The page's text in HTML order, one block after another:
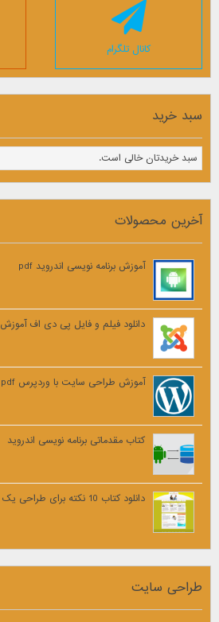
کانال تلگرام
سبد خرید
سبد خریدتان خالی است.
آخرین محصولات
آموزش برنامه نویسی اندروید pdf
دانلود فیلم و فایل پی دی اف آموزش
آموزش طراحی سایت با وردپرس pdf
کتاب مقدماتی برنامه نویسی اندروید
دانلود کتاب 10 نکته برای طراحی یک سایت [...]
طراحی سایت